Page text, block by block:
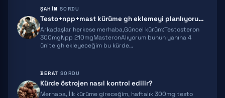
SERMORELIN
MOCT-C
IPT 141
TB500
ŞAHIN SORDU
Testo+npp+mast kürüme gh eklemeyi planlıyorum ekstra önerileriniz olur…
Arkadaşlar herkese merhaba,Güncel kürüm:Testosteron
300mgNpp 210mgMasteronAlıyorum bunun yanına 4
ünite gh ekleyeceğim bu kürde…
BERAT SORDU
Kürde östrojen nasıl kontrol edilir?
Merhaba, İlk kürüme gireceğim, haftalık 300mg testo